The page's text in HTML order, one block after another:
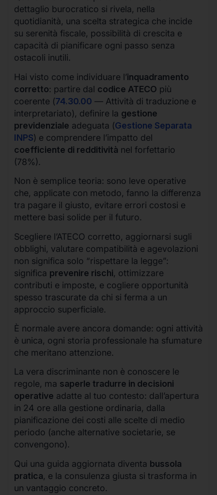
dettaglio burocratico si rivela, nella
quotidianità, una scelta strategica che incide
su serenità fiscale, possibilità di crescita e
capacità di pianificare ogni passo senza
ostacoli inutili.
Hai visto come individuare l’inquadramento
corretto: partire dal codice ATECO più
coerente (74.30.00 — Attività di traduzione e
interpretariato), definire la gestione
previdenziale adeguata (Gestione Separata
INPS) e comprendere l’impatto del
coefficiente di redditività nel forfettario
(78%).
Non è semplice teoria: sono leve operative
che, applicate con metodo, fanno la differenza
tra pagare il giusto, evitare errori costosi e
mettere basi solide per il futuro.
Scegliere l’ATECO corretto, aggiornarsi sugli
obblighi, valutare compatibilità e agevolazioni
non significa solo “rispettare la legge”:
significa prevenire rischi, ottimizzare
contributi e imposte, e cogliere opportunità
spesso trascurate da chi si ferma a un
approccio superficiale.
È normale avere ancora domande: ogni attività
è unica, ogni storia professionale ha sfumature
che meritano attenzione.
La vera discriminante non è conoscere le
regole, ma saperle tradurre in decisioni
operative adatte al tuo contesto: dall’apertura
in 24 ore alla gestione ordinaria, dalla
pianificazione dei costi alle scelte di medio
periodo (anche alternative societarie, se
convengono).
Qui una guida aggiornata diventa bussola
pratica, e la consulenza giusta si trasforma in
un vantaggio concreto.